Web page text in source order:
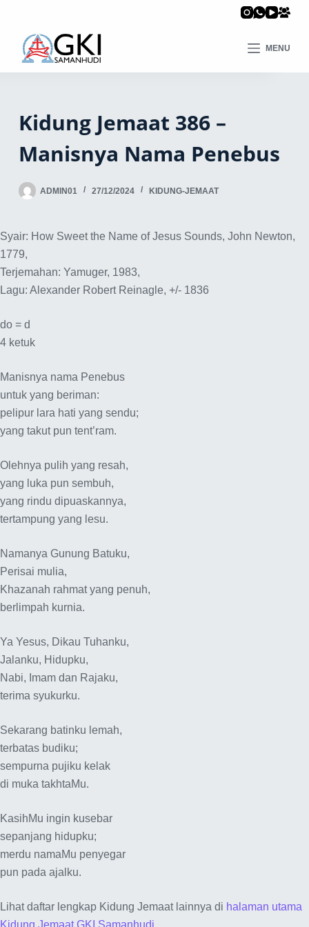
MENU
Kidung Jemaat 386 –
Manisnya Nama Penebus
ADMIN01 27/12/2024 KIDUNG-JEMAAT
Syair: How Sweet the Name of Jesus Sounds, John Newton,
1779,
Terjemahan: Yamuger, 1983,
Lagu: Alexander Robert Reinagle, +/- 1836
do = d
4 ketuk
Manisnya nama Penebus
untuk yang beriman:
pelipur lara hati yang sendu;
yang takut pun tent’ram.
Olehnya pulih yang resah,
yang luka pun sembuh,
yang rindu dipuaskannya,
tertampung yang lesu.
Namanya Gunung Batuku,
Perisai mulia,
Khazanah rahmat yang penuh,
berlimpah kurnia.
Ya Yesus, Dikau Tuhanku,
Jalanku, Hidupku,
Nabi, Imam dan Rajaku,
terima syukurku.
Sekarang batinku lemah,
terbatas budiku;
sempurna pujiku kelak
di muka takhtaMu.
KasihMu ingin kusebar
sepanjang hidupku;
merdu namaMu penyegar
pun pada ajalku.
Lihat daftar lengkap Kidung Jemaat lainnya di halaman utama
Kidung Jemaat GKI Samanhudi